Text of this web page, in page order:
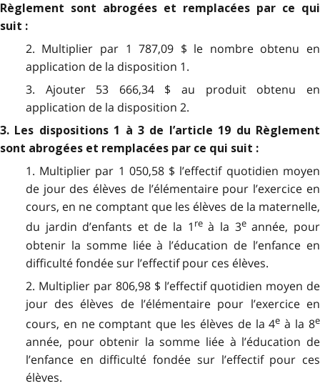
Règlement sont abrogées et remplacées par ce qui
suit :
2. Multiplier par 1 787,09 $ le nombre obtenu en
application de la disposition 1.
3. Ajouter 53 666,34 $ au produit obtenu en
application de la disposition 2.
3. Les dispositions 1 à 3 de l’article 19 du Règlement
sont abrogées et remplacées par ce qui suit :
1. Multiplier par 1 050,58 $ l’effectif quotidien moyen
de jour des élèves de l’élémentaire pour l’exercice en
cours, en ne comptant que les élèves de la maternelle,
du jardin d’enfants et de la 1 reà la 3eannée, pour
obtenir la somme liée à l’éducation de l’enfance en
difficulté fondée sur l’effectif pour ces élèves.
2. Multiplier par 806,98 $ l’effectif quotidien moyen de
jour des élèves de l’élémentaire pour l’exercice en
cours, en ne comptant que les élèves de la 4e à la 8e
année, pour obtenir la somme liée à l’éducation de
l’enfance en difficulté fondée sur l’effectif pour ces
élèves.